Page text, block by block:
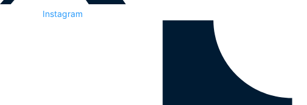
Instagram